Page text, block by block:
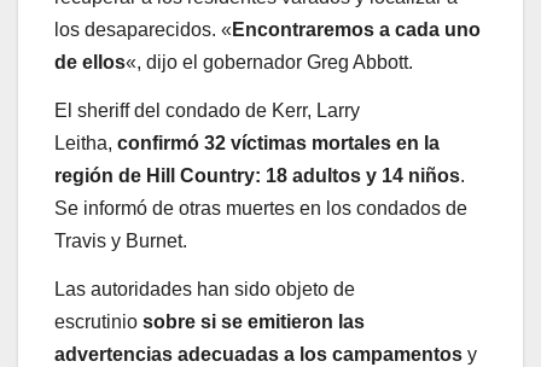
los desaparecidos. « Encontraremos a cada uno
de ellos«, dijo el gobernador Greg Abbott.
El sheriff del condado de Kerr, Larry
Leitha, confirmó 32 víctimas mortales en la
región de Hill Country: 18 adultos y 14 niños.
Se informó de otras muertes en los condados de
Travis y Burnet.
Las autoridades han sido objeto de
escrutinio sobre si se emitieron las
advertencias adecuadas a los campamentos y